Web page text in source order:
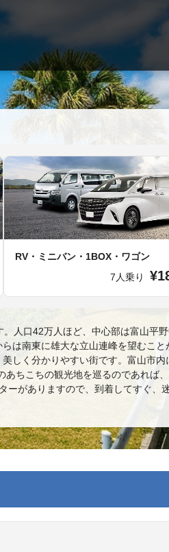
RV・ミニバン・1BOX・ワゴン
7人乗り
人口42万人ほど、中心部は富山平
は南東に雄大な立山連峰を望むこと
しく分かりやすい街です。富山市内
ちこちの観光地を巡るのであれば
がありますので、到着してすぐ、